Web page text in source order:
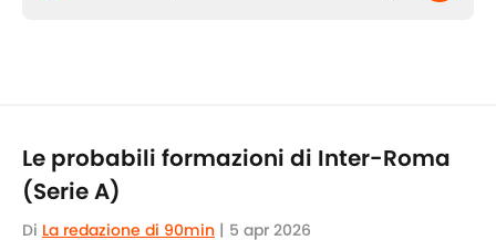
Le probabili formazioni di Inter-Roma
(Serie A)
Di La redazione di 90min | 5 apr 2026